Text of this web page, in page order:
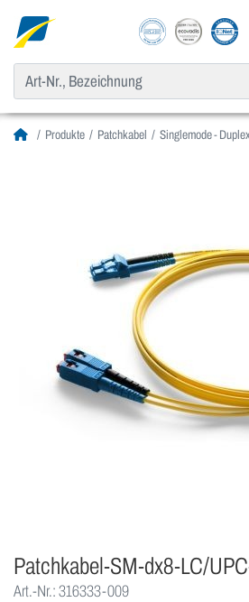
Produkte Patchkabel Singlemode -
Patchkabel-SM-dx8-LC/
Art.-Nr.: 316333-009